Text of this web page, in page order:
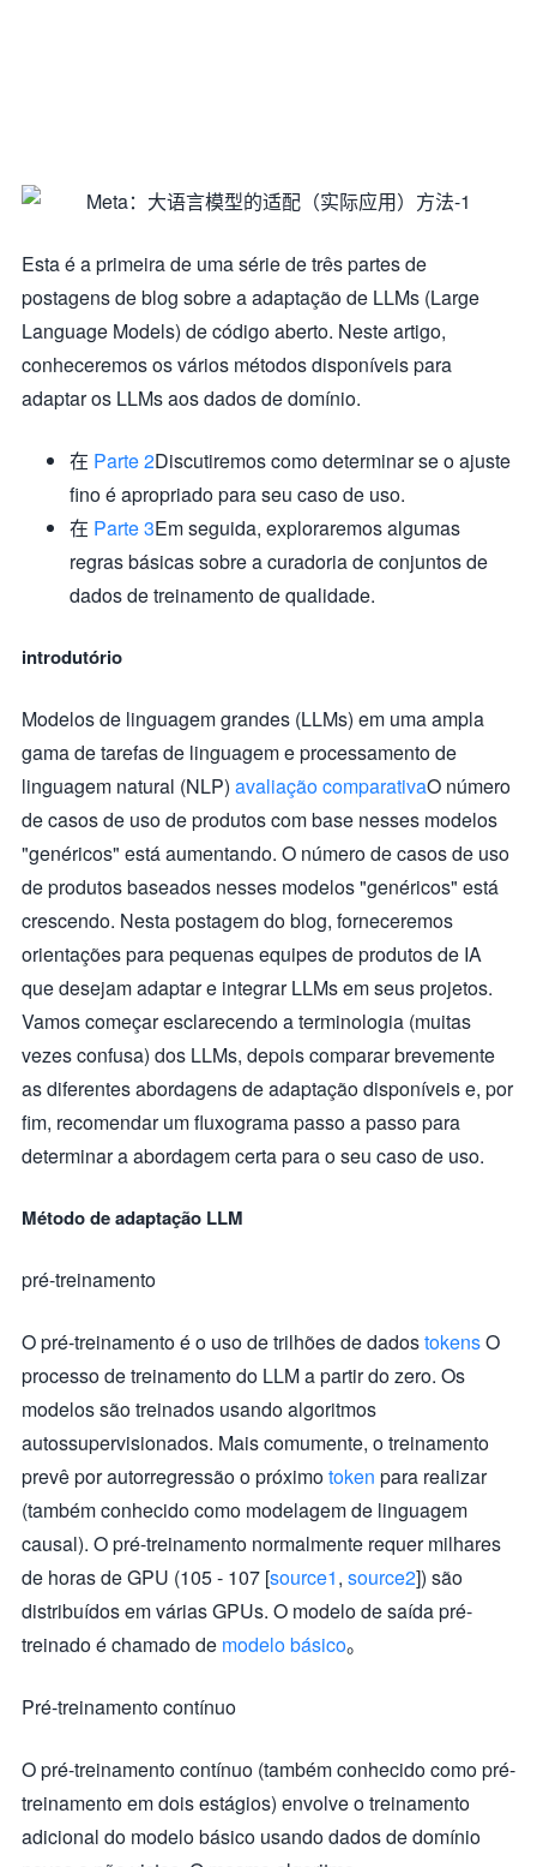
Esta é a primeira de uma série de três partes de
postagens de blog sobre a adaptação de LLMs (Large
Language Models) de código aberto. Neste artigo,
conheceremos os vários métodos disponíveis para
adaptar os LLMs aos dados de domínio.
在 Parte 2Discutiremos como determinar se o ajuste
fino é apropriado para seu caso de uso.
在 Parte 3Em seguida, exploraremos algumas
regras básicas sobre a curadoria de conjuntos de
dados de treinamento de qualidade.
introdutório
Modelos de linguagem grandes (LLMs) em uma ampla
gama de tarefas de linguagem e processamento de
linguagem natural (NLP) avaliação comparativaO número
de casos de uso de produtos com base nesses modelos
"genéricos" está aumentando. O número de casos de uso
de produtos baseados nesses modelos "genéricos" está
crescendo. Nesta postagem do blog, forneceremos
orientações para pequenas equipes de produtos de IA
que desejam adaptar e integrar LLMs em seus projetos.
Vamos começar esclarecendo a terminologia (muitas
vezes confusa) dos LLMs, depois comparar brevemente
as diferentes abordagens de adaptação disponíveis e, por
fim, recomendar um fluxograma passo a passo para
determinar a abordagem certa para o seu caso de uso.
Método de adaptação LLM
pré-treinamento
O pré-treinamento é o uso de trilhões de dadostokensO
processo de treinamento do LLM a partir do zero. Os
modelos são treinados usando algoritmos
autossupervisionados. Mais comumente, o treinamento
prevê por autorregressão o próximotoken para realizar
(também conhecido como modelagem de linguagem
causal). O pré-treinamento normalmente requer milhares
de horas de GPU (105 - 107 [source1, source2]) são
distribuídos em várias GPUs. O modelo de saída pré-
treinado é chamado de modelo básico。
Pré-treinamento contínuo
O pré-treinamento contínuo (também conhecido como pré-
treinamento em dois estágios) envolve o treinamento
adicional do modelo básico usando dados de domínio